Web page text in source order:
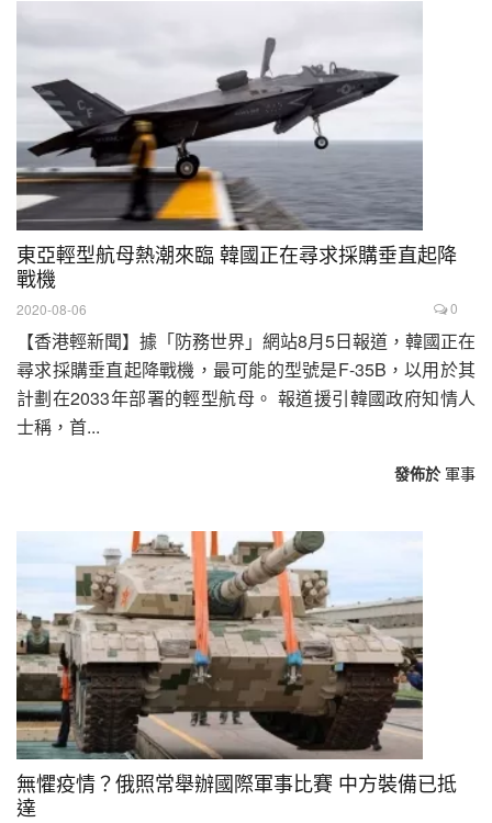
東亞輕型航母熱潮來臨 韓國正在尋求採購垂直起降
戰機
2020-08-06 0
【香港輕新聞】據「防務世界」網站8月5日報道，韓國正在
尋求採購垂直起降戰機，最可能的型號是F-35B，以用於其
計劃在2033年部署的輕型航母。 報道援引韓國政府知情人
士稱，首...
發佈於 軍事
無懼疫情？俄照常舉辦國際軍事比賽 中方裝備已抵
達